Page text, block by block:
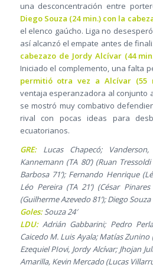
una desconcentración entre
Diego Souza (24 min.) con la
el elenco gaúcho. Liga no
así alcanzó el empate antes de
cabezazo de Jordy Alcívar (44
Iniciado el complemento, una falta
permitió otra vez a Alcívar (55
ventaja esperanzadora al conjunto
se mostró muy combativo
rival con pocas ideas para
ecuatorianos.
GRE:Lucas Chapecó;
Kannemann (TA 80’) (Ruan
Barbosa 71’); Fernando Henrique
Léo Pereira (TA 21’) (César
(Guilherme Azevedo 81’); Diego Souza
Goles:Souza 24′
LDU:Adrián Gabbarini; Pedro
Caicedo M. Luis Ayala; Matías Zunino
Ezequiel PIovi, Jordy Alcívar; Jhojan
Amarilla, Kevin Mercado (Lucas